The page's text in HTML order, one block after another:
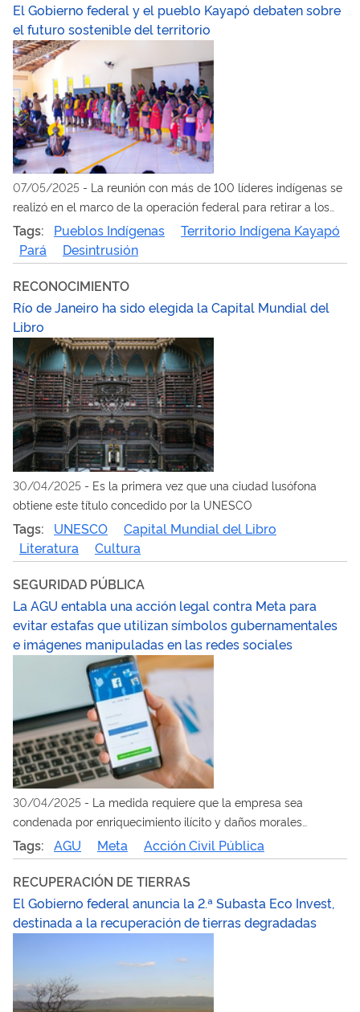
El Gobierno federal y el pueblo Kayapó debaten sobre
el futuro sostenible del territorio
07/05/2025 - La reunión con más de 100 líderes indígenas se
realizó en el marco de la operación federal para retirar a los
mineros ilegales del Territorio Kayapó
Tags: Pueblos Indígenas
Territorio Indígena Kayapó
Pará
Desintrusión
RECONOCIMIENTO
Río de Janeiro ha sido elegida la Capital Mundial del
Libro
30/04/2025 - Es la primera vez que una ciudad lusófona
obtiene este título concedido por la UNESCO
Tags: UNESCO
Capital Mundial del Libro
Literatura
Cultura
SEGURIDAD PÚBLICA
La AGU entabla una acción legal contra Meta para
evitar estafas que utilizan símbolos gubernamentales
e imágenes manipuladas en las redes sociales
30/04/2025 - La medida requiere que la empresa sea
condenada por enriquecimiento ilícito y daños morales
colectivos por no verificar debidamente los anuncios
fraudulentos
Tags: AGU Meta Acción Civil Pública
RECUPERACIÓN DE TIERRAS
El Gobierno federal anuncia la 2.ª Subasta Eco Invest,
destinada a la recuperación de tierras degradadas